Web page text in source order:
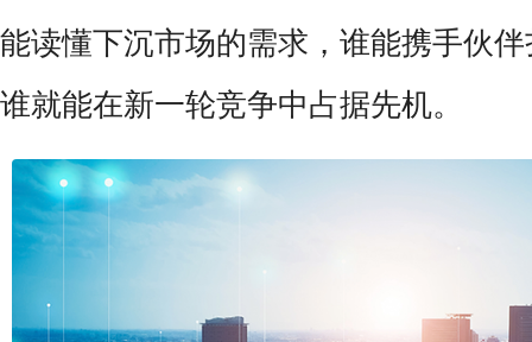
能读懂下沉市场的需求，谁能携手伙
谁就能在新一轮竞争中占据先机。